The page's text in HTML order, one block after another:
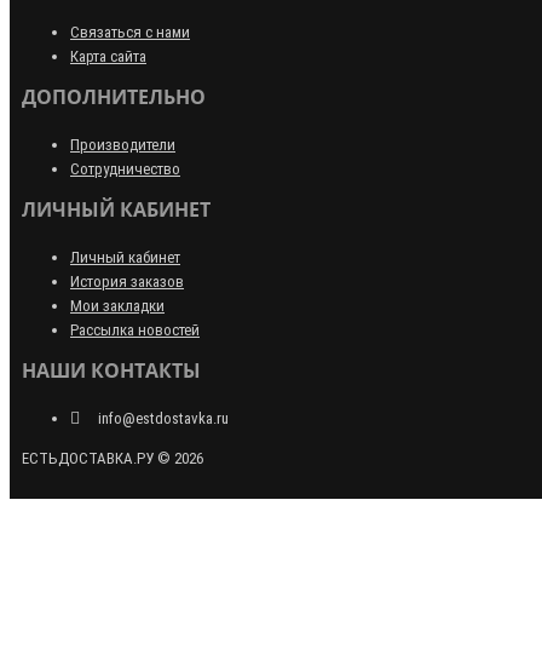
Связаться с нами
Карта сайта
ДОПОЛНИТЕЛЬНО
Производители
Сотрудничество
ЛИЧНЫЙ КАБИНЕТ
Личный кабинет
История заказов
Мои закладки
Рассылка новостей
НАШИ КОНТАКТЫ
info@estdostavka.ru
ЕСТЬДОСТАВКА.РУ © 2026